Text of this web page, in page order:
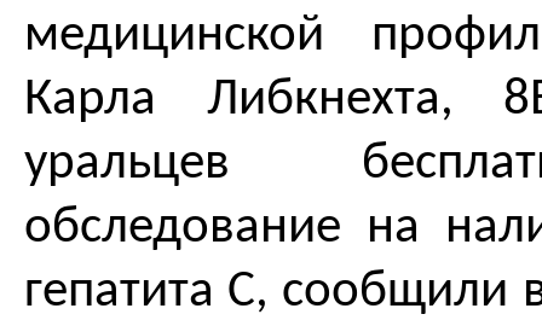
медицинской
Карла Либкнехта,
уральцев
обследование на
гепатита С, сообщили